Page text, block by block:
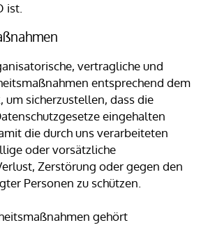
ist.
vertragliche und
entsprechend dem
um sicherzustellen, dass die
eingehalten
die durch uns verarbeiteten
oder vorsätzliche
Zerstörung oder gegen den
Personen zu schützen.
gehört